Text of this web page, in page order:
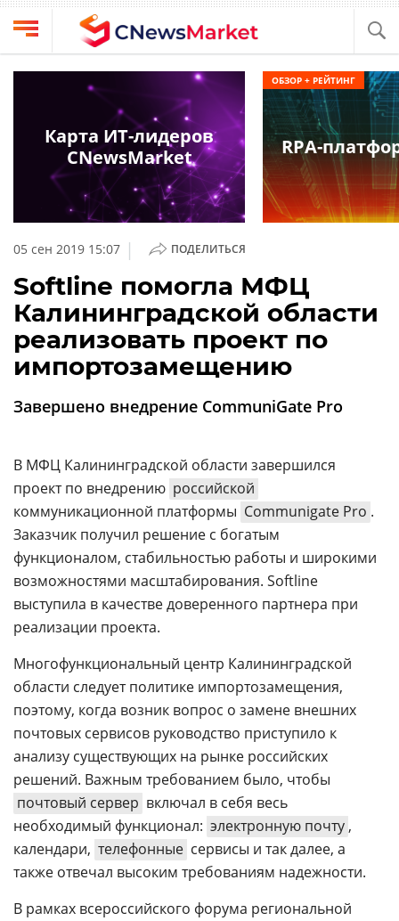
Выбрать
провайдера
Компании
обзоры
кабинет
О
проекте
CNews
Аналитика
Техника
ТВ
Об
издании
Реклама
Контакты
Max
Дзен
Rutube
CNews
Конференции
Техника
05 сен 2019 15:07 | ПОДЕЛИТЬСЯ
Softline помогла МФЦ
Калининградской области
реализовать проект по
импортозамещению
Завершено внедрение CommuniGate Pro
В МФЦ Калининградской области завершился
проект по внедрению российской
коммуникационной платформы Communigate Pro .
Заказчик получил решение с богатым
функционалом, стабильностью работы и широкими
возможностями масштабирования. Softline
выступила в качестве доверенного партнера при
реализации проекта.
Многофункциональный центр Калининградской
области следует политике импортозамещения,
поэтому, когда возник вопрос о замене внешних
почтовых сервисов руководство приступило к
анализу существующих на рынке российских
решений. Важным требованием было, чтобы
почтовый сервер включал в себя весь
необходимый функционал: электронную почту ,
календари, телефонные сервисы и так далее, а
также отвечал высоким требованиям надежности.
В рамках всероссийского форума региональной
Карта ИТ-лидеров
CNewsMarket
RPA-
ОБЗОР + РЕЙТИНГ